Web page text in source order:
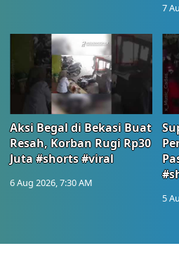
7
Aksi Begal di Bekasi Buat
Resah, Korban Rugi Rp30
Juta #shorts #viral
6 Aug 2026, 7:30 AM
5